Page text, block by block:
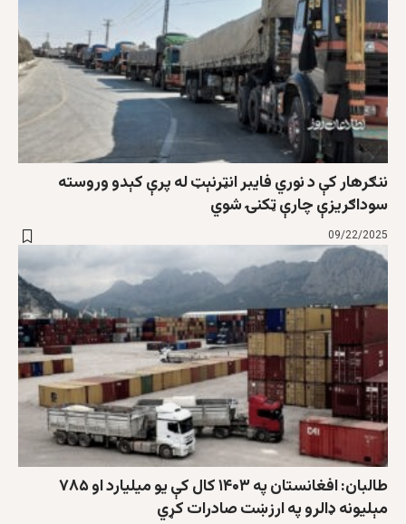
ننګرهار کې د نوري فایبر انټرنېټ له پرې کېدو وروسته
سوداګریزې چارې ټکنۍ شوي
09/22/2025
طالبان: افغانستان په ۱۴۰۳ کال کې یو میلیارد او ۷۸۵
مېلیونه ډالرو په ارزښت صادرات کړي